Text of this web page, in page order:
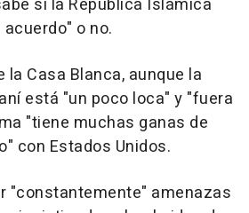
si la República Islámica
o no.
la Casa Blanca, aunque la
está "un poco loca" y "fuera
"tiene muchas ganas de
con Estados Unidos.
"constantemente" amenazas